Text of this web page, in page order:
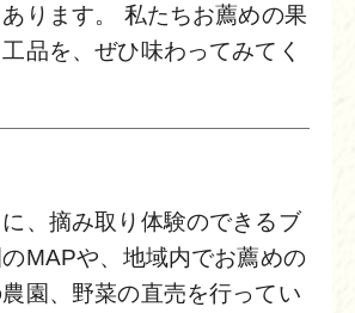
ります。 私たちお薦めの果
品を、ぜひ味わってみてく
、摘み取り体験のできるブ
MAPや、地域内でお薦めの
園、野菜の直売を行ってい